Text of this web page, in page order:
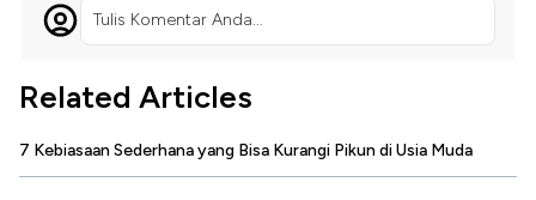
Tulis Komentar Anda...
Related Articles
7 Kebiasaan Sederhana yang Bisa Kurangi Pikun di Usia Muda